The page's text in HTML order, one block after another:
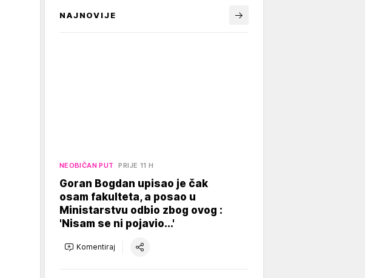
NAJNOVIJE
NEOBIČAN PUT PRIJE 11 H
Goran Bogdan upisao je čak
osam fakulteta, a posao u
Ministarstvu odbio zbog ovog :
'Nisam se ni pojavio...'
Komentiraj